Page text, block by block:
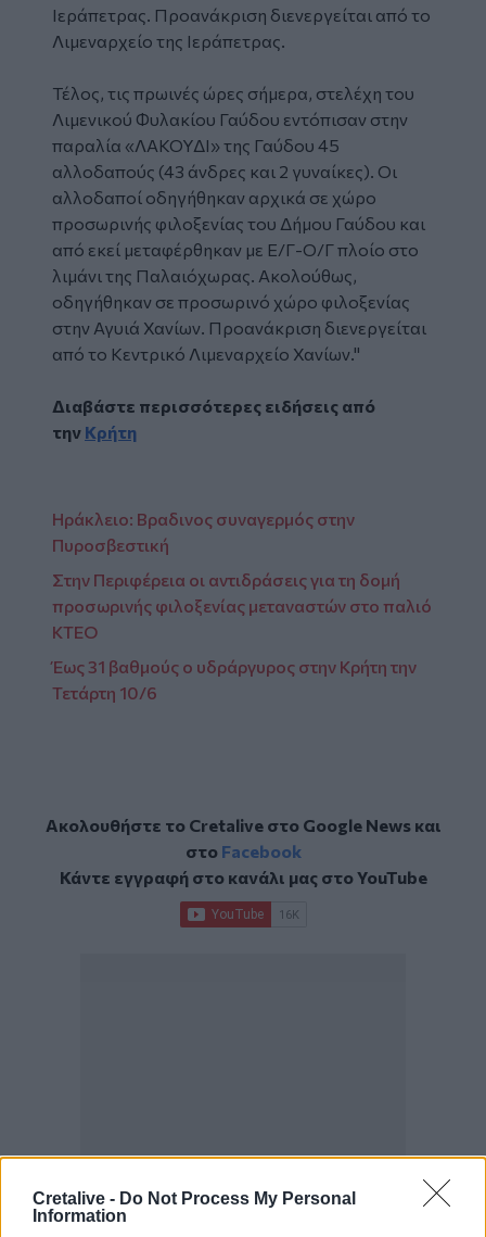
Cretalive - Do Not Process My Personal
Information
Ιεράπετρας. Προανάκριση διενεργείται από το
Λιμεναρχείο της Ιεράπετρας.
Τέλος, τις πρωινές ώρες σήμερα, στελέχη του
Λιμενικού Φυλακίου Γαύδου εντόπισαν στην
παραλία «ΛΑΚΟΥΔΙ» της Γαύδου 45
αλλοδαπούς (43 άνδρες και 2 γυναίκες). Οι
αλλοδαποί οδηγήθηκαν αρχικά σε χώρο
προσωρινής φιλοξενίας του Δήμου Γαύδου και
από εκεί μεταφέρθηκαν με Ε/Γ-Ο/Γ πλοίο στο
λιμάνι της Παλαιόχωρας. Ακολούθως,
οδηγήθηκαν σε προσωρινό χώρο φιλοξενίας
στην Αγυιά Χανίων. Προανάκριση διενεργείται
από το Κεντρικό Λιμεναρχείο Χανίων."
Διαβάστε περισσότερες ειδήσεις από
την Κρήτη
Ηράκλειο: Βραδινος συναγερμός στην
Πυροσβεστική
Στην Περιφέρεια οι αντιδράσεις για τη δομή
προσωρινής φιλοξενίας μεταναστών στο παλιό
ΚΤΕΟ
Έως 31 βαθμούς ο υδράργυρος στην Κρήτη την
Τετάρτη 10/6
Ακολουθήστε το Cretalive στο Google Newsκαι
στο Facebook
Κάντε εγγραφή στο κανάλι μας στοYouTube